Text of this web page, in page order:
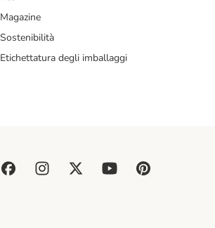
Magazine
Sostenibilità
Etichettatura degli imballaggi